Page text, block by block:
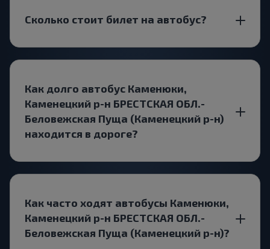
Сколько стоит билет на автобус?
Как долго автобус Каменюки,
Каменецкий р-н БРЕСТСКАЯ ОБЛ.-
Беловежская Пуща (Каменецкий р-н)
находится в дороге?
Как часто ходят автобусы Каменюки,
Каменецкий р-н БРЕСТСКАЯ ОБЛ.-
Беловежская Пуща (Каменецкий р-н)?